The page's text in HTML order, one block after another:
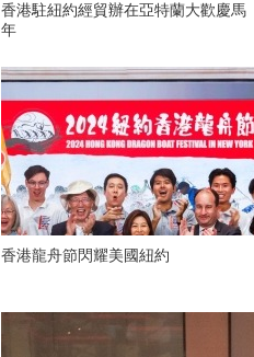
香港駐紐約經貿辦在亞特蘭大歡慶馬
年
香港龍舟節閃耀美國紐約